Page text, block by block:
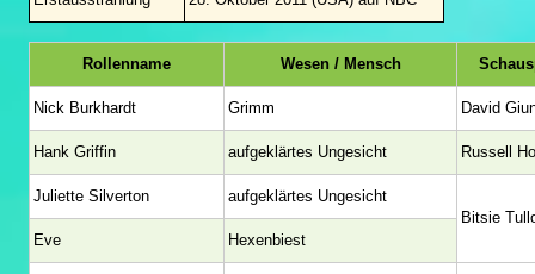
Rollenname Wesen / Mensch
Nick Burkhardt Grimm David
Hank Griffin aufgeklärtes Ungesicht Russell
Juliette Silverton
aufgeklärtes Ungesicht
Bitsie
Eve
Hexenbiest